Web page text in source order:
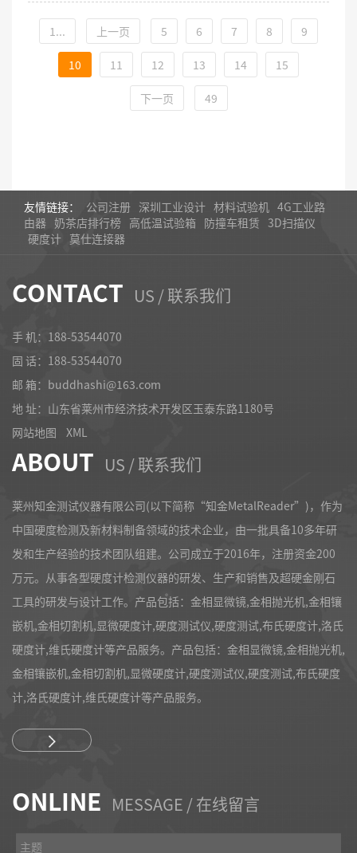
1... 上一页 5 6 7 8 9
10 11 12 13 14 15
下一页 49
友情链接： 公司注册 深圳工业设计 材料试验机 4G工业路
由器 奶茶店排行榜 高低温试验箱 防撞车租赁 3D扫描仪
硬度计 莫仕连接器
CONTACT US / 联系我们
手 机：188-53544070
固 话： 188-53544070
邮 箱：buddhashi@163.com
地 址：山东省莱州市经济技术开发区玉泰东路1180号
网站地图
XML
ABOUT US / 联系我们
莱州知金测试仪器有限公司(以下简称“知金MetalReader”)，作为
中国硬度检测及新材料制备领域的技术企业，由一批具备10多年研
发和生产经验的技术团队组建。公司成立于2016年，注册资金200
万元。从事各型硬度计检测仪器的研发、生产和销售及超硬金刚石
工具的研发与设计工作。产品包括：金相显微镜,金相抛光机,金相镶
嵌机,金相切割机,显微硬度计,硬度测试仪,硬度测试,布氏硬度计,洛氏
硬度计,维氏硬度计等产品服务。产品包括：金相显微镜,金相抛光机,
金相镶嵌机,金相切割机,显微硬度计,硬度测试仪,硬度测试,布氏硬度
计,洛氏硬度计,维氏硬度计等产品服务。
ONLINE MESSAGE / 在线留言